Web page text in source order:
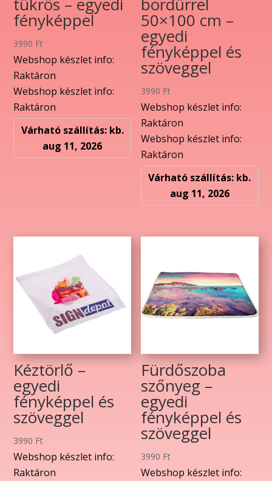
fényképpel
3990 Ft
Webshop készlet info:
Raktáron
Webshop készlet info:
Raktáron
Várható szállítás: kb.
aug 11, 2026
50×100 cm –
egyedi
fényképpel és
szöveggel
3990 Ft
Webshop készlet info:
Raktáron
Webshop készlet info:
Raktáron
Várható szállítás: kb.
aug 11, 2026
Kéztörlő –
egyedi
fényképpel és
szöveggel
3990 Ft
Webshop készlet info:
Raktáron
Fürdőszoba
szőnyeg –
egyedi
fényképpel és
szöveggel
3990 Ft
Webshop készlet info: